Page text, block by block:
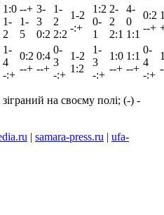
1:0
1-
2
--+
1-
5
3-
3
0:2
1-
2
2:2
1-2
-:+
1:2
0-
1
2-
2
2:1
4-
0
1:1
0:2
--+
1-
4
-:+
0:2
--+
0:4
--+
0-
3
-:+
1-2
1:2
1-
3
-:+
1:0
--+
1:1
--+
0-
4
-:+
на своєму полі; (-) -
| samara-press.ru | ufa-